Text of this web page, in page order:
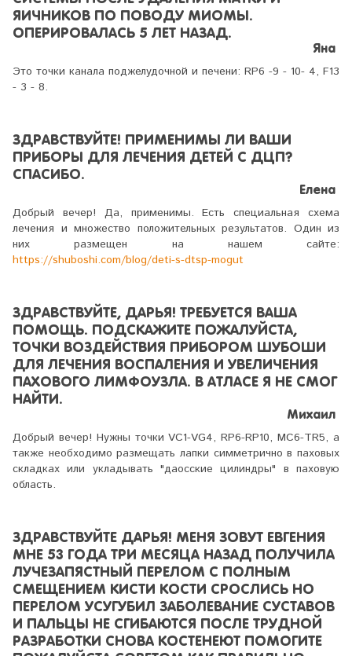
ЯИЧНИКОВ ПО ПОВОДУ МИОМЫ.
ОПЕРИРОВАЛАСЬ 5 ЛЕТ НАЗАД.
Яна
Это точки канала поджелудочной и печени: RP6 -9 - 10- 4, F13
- 3 - 8.
ЗДРАВСТВУЙТЕ! ПРИМЕНИМЫ ЛИ ВАШИ
ПРИБОРЫ ДЛЯ ЛЕЧЕНИЯ ДЕТЕЙ С ДЦП?
СПАСИБО.
Елена
Добрый вечер! Да, применимы. Есть специальная схема
лечения и множество положительных результатов. Один из
них размещен на нашем сайте:
https://shuboshi.com/blog/deti-s-dtsp-mogut
ЗДРАВСТВУЙТЕ, ДАРЬЯ! ТРЕБУЕТСЯ ВАША
ПОМОЩЬ. ПОДСКАЖИТЕ ПОЖАЛУЙСТА,
ТОЧКИ ВОЗДЕЙСТВИЯ ПРИБОРОМ ШУБОШИ
ДЛЯ ЛЕЧЕНИЯ ВОСПАЛЕНИЯ И УВЕЛИЧЕНИЯ
ПАХОВОГО ЛИМФОУЗЛА. В АТЛАСЕ Я НЕ СМОГ
НАЙТИ.
Михаил
Добрый вечер! Нужны точки VC1-VG4, RP6-RP10, MC6-TR5, а
также необходимо размещать лапки симметрично в паховых
складках или укладывать "даосские цилиндры" в паховую
область.
ЗДРАВСТВУЙТЕ ДАРЬЯ! МЕНЯ ЗОВУТ ЕВГЕНИЯ
МНЕ 53 ГОДА ТРИ МЕСЯЦА НАЗАД ПОЛУЧИЛА
ЛУЧЕЗАПЯСТНЫЙ ПЕРЕЛОМ С ПОЛНЫМ
СМЕЩЕНИЕМ КИСТИ КОСТИ СРОСЛИСЬ НО
ПЕРЕЛОМ УСУГУБИЛ ЗАБОЛЕВАНИЕ СУСТАВОВ
И ПАЛЬЦЫ НЕ СГИБАЮТСЯ ПОСЛЕ ТРУДНОЙ
РАЗРАБОТКИ СНОВА КОСТЕНЕЮТ ПОМОГИТЕ